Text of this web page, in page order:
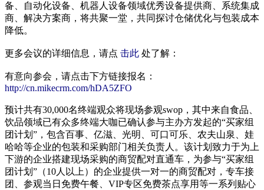
备、自动化设备、机器人设备领域优秀设备提供商、系统集成
商、解决方案商，将共聚一堂，共同探讨仓储优化与包装成本
降低。
更多会议的详细信息，请点 击此 处了解：
有意向参会，请点击下方链接报名：
http://cn.mikecrm.com/hDA5ZFO
预计共有30,000名终端观众将现场参观swop，其中来自食品、
饮品领域已有众多终端大咖已确认参与主办方发起的“买家组
团计划”，包含百事、亿滋、光明、可口可乐、农夫山泉、娃
哈哈等企业的包装和采购部门相关负责人。该计划致力于为上
下游的企业搭建现场采购的商贸配对直通车，为参与“买家组
团计划”（10人以上）的企业提供一对一的商贸配对，专车接
团、参观当日免费午餐、VIP专区免费茶点享用等一系列贴心